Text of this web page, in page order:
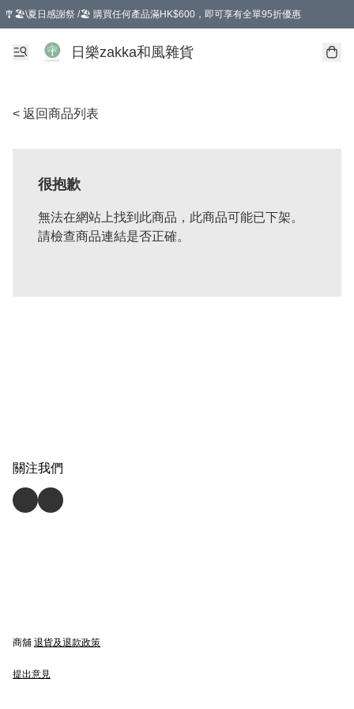
🎐🏖️\夏日感謝祭 /🏖️ 購買任何產品滿HK$600，即可享有全單95折優惠
選擇GoGoX住宅/工商地址配送，單一訂單消費購物滿HK$680(折扣後），可享有
日樂zakka和風雜貨
< 返回商品列表
很抱歉
無法在網站上找到此商品，此商品可能已下架。
請檢查商品連結是否正確。
關注我們
商舖 退貨及退款政策
提出意見